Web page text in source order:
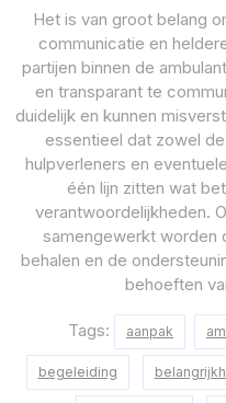
Het is van groot belang
communicatie en
partijen binnen de
en transparant te
duidelijk en kunnen
essentieel dat zowel
hulpverleners en
één lijn zitten wat
verantwoordelijkheden.
samengewerkt worden
behalen en de
behoeften
Tags: aanpak
begeleiding